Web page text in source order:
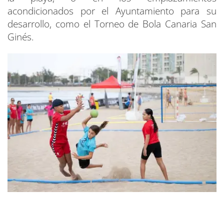
acondicionados por el Ayuntamiento para su
desarrollo, como el Torneo de Bola Canaria San
Ginés.